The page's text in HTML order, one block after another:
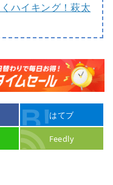
ハイキング！萩太
はてブ
Feedly